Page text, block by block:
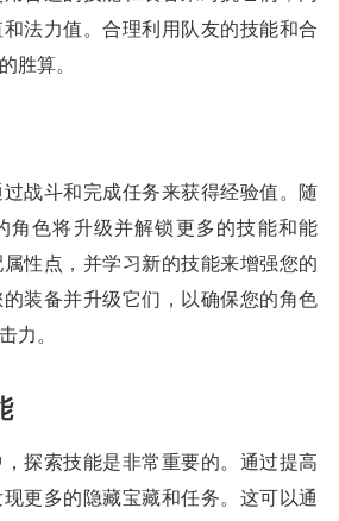
法力值。合理利用队友的技能和合
胜算。
战斗和完成任务来获得经验值。随
角色将升级并解锁更多的技能和能
性点，并学习新的技能来增强您的
装备并升级它们，以确保您的角色
力。
探索技能是非常重要的。通过提高
更多的隐藏宝藏和任务。这可以通